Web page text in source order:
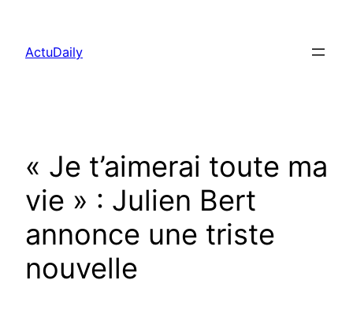
contenu
ActuDaily
« Je t’aimerai toute ma
vie » : Julien Bert
annonce une triste
nouvelle